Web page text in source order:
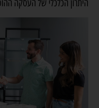
היתרון הכלכלי של העסקה